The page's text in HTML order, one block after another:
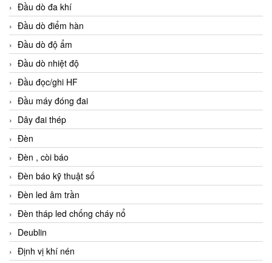
Đầu dò đa khí
Đầu dò điểm hàn
Đầu dò độ ẩm
Đầu dò nhiệt độ
Đầu đọc/ghi HF
Đầu máy đóng đai
Dây đai thép
Đèn
Đèn , còi báo
Đèn báo kỹ thuật số
Đèn led âm trần
Đèn tháp led chống cháy nổ
Deublin
Định vị khí nén